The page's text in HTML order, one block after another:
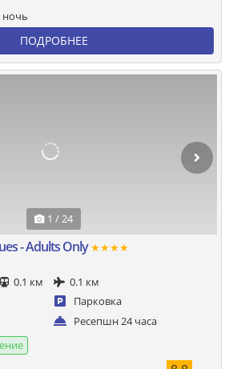
ночь
ПОДРОБНЕЕ
1 / 24
- Adults Only★★★★
0.1 км
0.1 км
Парковка
Ресепшн 24 часа